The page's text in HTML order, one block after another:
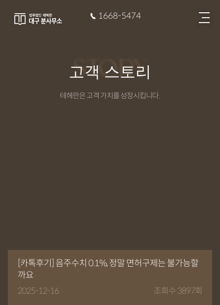
1668-5474
STORY
고객 스토리
테헤란은 고객 가치를 성장시킵니다.
[카톡후기] 음주수치 0.1%, 정말 면허구제는 불가능할
까요
2025-12-16 조회수 3897회